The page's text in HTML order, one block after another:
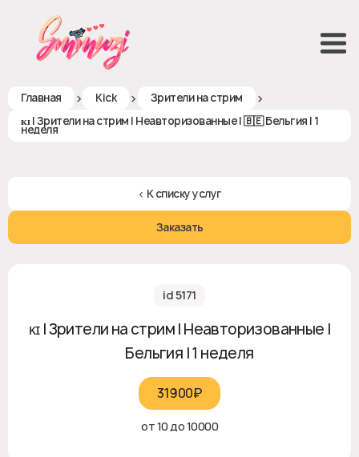
Главная > Kick > Зрители на стрим >
ᴋɪ | Зрители на стрим | Неавторизованные | 🇧🇪 Бельгия | 1
неделя
< К списку услуг
Заказать
id 5171
ᴋɪ | Зрители на стрим | Неавторизованные |
🇧🇪 Бельгия | 1 неделя
31900₽‎
от 10 до 10000